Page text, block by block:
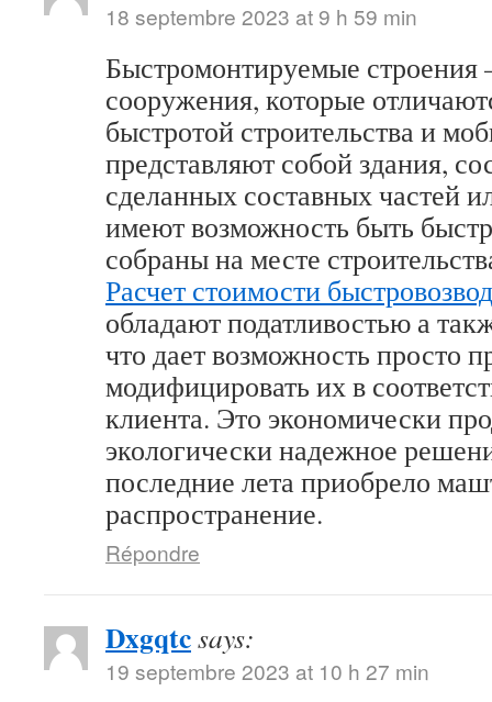
18 septembre 2023 at 9 h 59 min
Быстромонтируемые строения
сооружения, которые
быстротой строительства и
представляют собой здания,
сделанных составных частей
имеют возможность быть
собраны на месте
Расчет стоимости
обладают податливостью а
что дает возможность просто
модифицировать их в
клиента. Это экономически
экологически надежное
последние лета приобрело
распространение.
Répondre
Dxgqtcsays:
19 septembre 2023 at 10 h 27 min